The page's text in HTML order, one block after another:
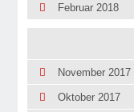
Februar 2018
November 2017
Oktober 2017